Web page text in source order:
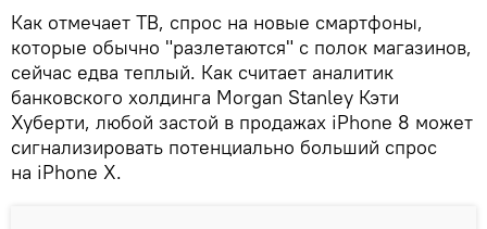
Как отмечает ТВ, спрос на новые смартфоны,
которые обычно "разлетаются" с полок магазинов,
сейчас едва теплый. Как считает аналитик
банковского холдинга Morgan Stanley Кэти
Хуберти, любой застой в продажах iPhone 8 может
сигнализировать потенциально больший спрос
на iPhone Х.